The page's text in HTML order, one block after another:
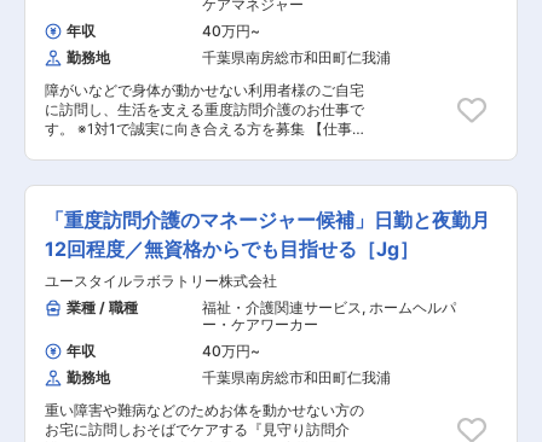
一人に寄り添いゆったりとしたオシゴト。また、
関わるのはご利用者さんがメインなので人間関係
で悩むこともありません。 給与：「今は良いけど
て思っていませんか？資格の取得などで給与UP
のチャンス多数。最短半年で給与UPした方もい
ます。 【POINT2：2025年に介護需要がUP！！
学び・働くなら今！！】 2025年に団塊の世代が
予想） 介護サービスのニーズが高まる一方で、深
刻な介護人材不足に陥ると予測されています。 だ
からこそ！！！介護を学び、働くなら今です！
【POINT3：無料で取れる公的資格】 無料で「重
度訪問介護従業者養成研修統合課程」を取得でき
るから、無資格、未経験の方でもOK また、当社
研修で「介護職員実務者研修」の取得も可能！持
っていない資格を取得して給与もUP。
ら車いすへの移乗 ・お食事介助 ・外出援助な
ど ◇13:00～／サービス記録、終了 ＜休憩・次
の利用者宅へ移動＞ ◇14:00～／利用者宅到着・
サービス開始 ◇18:00～／サービス記録、終了 ・
直行直帰OK ※担当する件数や、ご利用者様によっ
て時間・サービスは異なります。 ※介護保険サー
仕事が含まれるケースもあります ＊＊ ここがオ
ススメ！！ ＊＊ ＜続けやすい職場3種の神器／
未来がある業種＞ 【POINT1：続けやすい職場3
種の神器】 厚待遇：賞与年2回はもちろん有給休
暇や完全週休二日制といった待遇も充実していま
す！ 職場環境：たくさんの人を一度にケアする施
設とは違い、お一人に寄り添いゆったりとしたオ
シゴト。また、関わるのはご利用者さんがメイン
なので人間関係で悩むこともありません。 給与：
「今は良いけど将来を考えたら今の給与だと難し
いよな～」なんて思っていませんか？資格の取得
などで給与UPのチャンス多数。最短半年で給与
需要がUP！！学び・働くなら今！！】 2025年に
団塊の世代が75歳を迎え、全人口の18.1%が後期
ケアマネジャー
年収
40万円~
勤務地
千葉県南房総市和田町仁我浦
障がいなどで身体が動かせない利用者様のご自宅
に訪問し、生活を支える重度訪問介護のお仕事で
す。 ※1対1で誠実に向き合える方を募集 【仕事内
教育など働きやすい環境を整えるお仕事を主にお
願いします。 質問や相談などを気軽に受けられる
頼られる社員さんとして活躍してください！ ■サ
ービス提供管理 ■介護スタッフのフォロー・指
導・育成・ケア ■ご家族との連絡 ■担当者会議へ
の出席 ■スタッフのシフト作成 ■ご利用者様ごと
のチーム管理 ■他事業所・行政相手の打合せ ■事
業部の運営、売上管理 ■営業戦略の企画と実行 ■
非常勤スタッフの採用 ◎ケアスタッフ業務 障がい
者の方、高齢者の方、一人ひとりに必要なケアを
行っていく、専門的な介護職です。 研修を通し
て、需要が非常に高い「医療的ケア」ができるプ
ロフェッショナルな介護士としても成長できま
す。 人の役に立つ仕事をしていきたい方、お待ち
「重度訪問介護のマネージャー候補」日勤と夜勤月
12回程度／無資格からでも目指せる［Jg］
ユースタイルラボラトリー株式会社
業種 / 職種
福祉・介護関連サービス, ホームヘルパ
ー・ケアワーカー
年収
40万円~
勤務地
千葉県南房総市和田町仁我浦
重い障害や難病などのためお体を動かせない方の
お宅に訪問しおそばでケアする『見守り訪問介